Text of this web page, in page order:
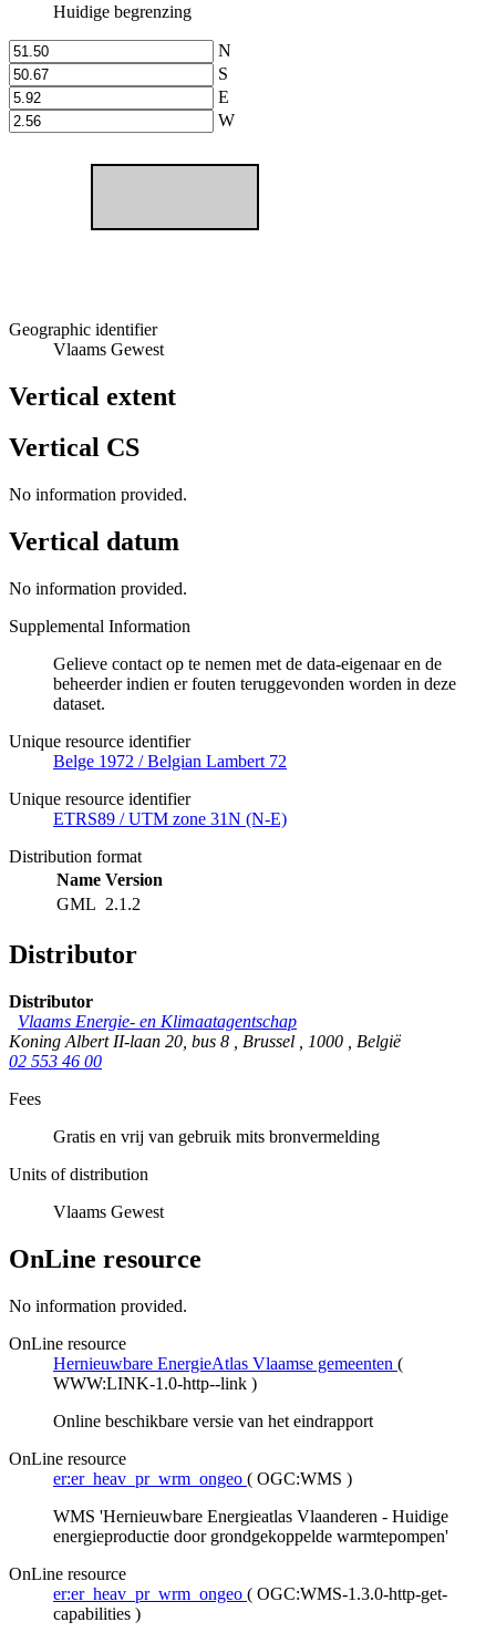
Huidige begrenzing
N
S
E
W
Geographic identifier
Vlaams Gewest
Vertical extent
Vertical CS
No information provided.
Vertical datum
No information provided.
Supplemental Information
Gelieve contact op te nemen met de data-eigenaar en de
beheerder indien er fouten teruggevonden worden in deze
dataset.
Unique resource identifier
Belge 1972 / Belgian Lambert 72
Unique resource identifier
ETRS89 / UTM zone 31N (N-E)
Distribution format
Name Version
GML 2.1.2
Distributor
Distributor
Vlaams Energie- en Klimaatagentschap
Koning Albert II-laan 20, bus 8
Brussel 1000
België
02 553 46 00
Fees
Gratis en vrij van gebruik mits bronvermelding
Units of distribution
Vlaams Gewest
OnLine resource
No information provided.
OnLine resource
Hernieuwbare EnergieAtlas Vlaamse gemeenten (
WWW:LINK-1.0-http--link )
Online beschikbare versie van het eindrapport
OnLine resource
er:er_heav_pr_wrm_ongeo ( OGC:WMS )
WMS 'Hernieuwbare Energieatlas Vlaanderen - Huidige
energieproductie door grondgekoppelde warmtepompen'
OnLine resource
er:er_heav_pr_wrm_ongeo ( OGC:WMS-1.3.0-http-get-
capabilities )